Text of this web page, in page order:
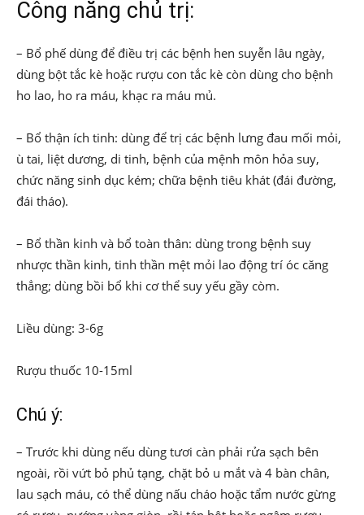
Công năng chủ trị:
– Bổ phế dùng để điều trị các bệnh hen suyễn lâu ngày,
dùng bột tắc kè hoặc rượu con tắc kè còn dùng cho bệnh
ho lao, ho ra máu, khạc ra máu mủ.
– Bổ thận ích tinh: dùng để trị các bệnh lưng đau mối mỏi,
ù tai, liệt dương, di tinh, bệnh của mệnh môn hỏa suy,
chức năng sinh dục kém; chữa bệnh tiêu khát (đái đường,
đái tháo).
– Bổ thần kinh và bổ toàn thân: dùng trong bệnh suy
nhược thần kinh, tinh thần mệt mỏi lao động trí óc căng
thẳng; dùng bồi bổ khi cơ thể suy yếu gầy còm.
Liều dùng: 3-6g
Rượu thuốc 10-15ml
Chú ý:
– Trước khi dùng nếu dùng tươi càn phải rửa sạch bên
ngoài, rồi vứt bỏ phủ tạng, chặt bỏ u mắt và 4 bàn chân,
lau sạch máu, có thể dùng nấu cháo hoặc tẩm nước gừng